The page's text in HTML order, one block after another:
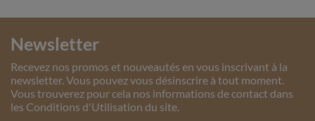
Newsletter
Recevez nos promos et nouveautés en vous inscrivant à la
newsletter. Vous pouvez vous désinscrire à tout moment.
Vous trouverez pour cela nos informations de contact dans
les Conditions d'Utilisation du site.